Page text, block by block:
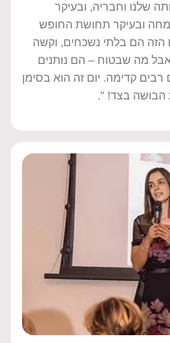
שלנו וחבריה, ובעיקר
ובעיקר תחושת החופש
הזה הם בלתי נשכחים, וקשה
מה שבטוח – הם נותנים
רבים קדימה. יום זה הוא בסימן
הבושה בצד! ".